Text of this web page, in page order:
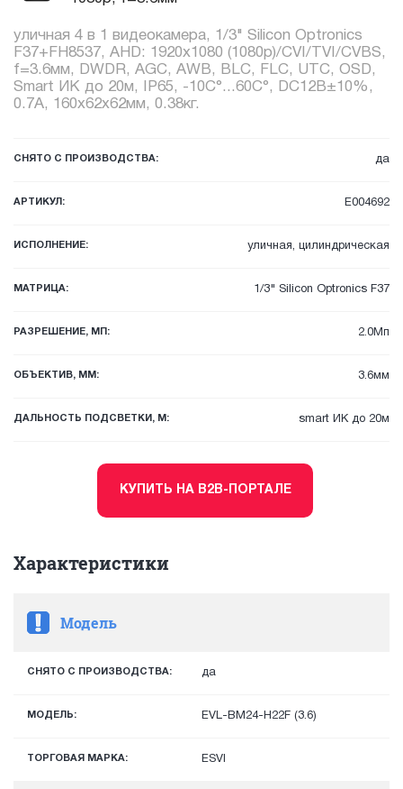
уличная 4 в 1 видеокамера, 1/3" Silicon Optronics
F37+FH8537, AHD: 1920x1080 (1080p)/CVI/TVI/CVBS,
f=3.6мм, DWDR, AGC, AWB, BLC, FLC, UTC, OSD,
Smart ИК до 20м, IP65, -10C°...60C°, DC12В±10%,
0.7А, 160x62x62мм, 0.38кг.
СНЯТО С ПРОИЗВОДСТВА: да
АРТИКУЛ: E004692
ИСПОЛНЕНИЕ: уличная, цилиндрическая
МАТРИЦА: 1/3" Silicon Optronics F37
РАЗРЕШЕНИЕ, МП: 2.0Мп
ОБЪЕКТИВ, ММ: 3.6мм
ДАЛЬНОСТЬ ПОДСВЕТКИ, М: smart ИК до 20м
КУПИТЬ НА B2B-ПОРТАЛЕ
Характеристики
Модель
СНЯТО С ПРОИЗВОДСТВА: да
МОДЕЛЬ: EVL-BM24-H22F (3.6)
ТОРГОВАЯ МАРКА: ESVI